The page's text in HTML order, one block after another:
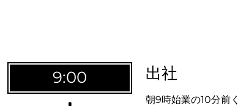
9:00 出社
朝9時始業の10分前